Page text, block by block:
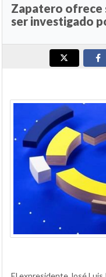
Zapatero ofrece
ser investigado